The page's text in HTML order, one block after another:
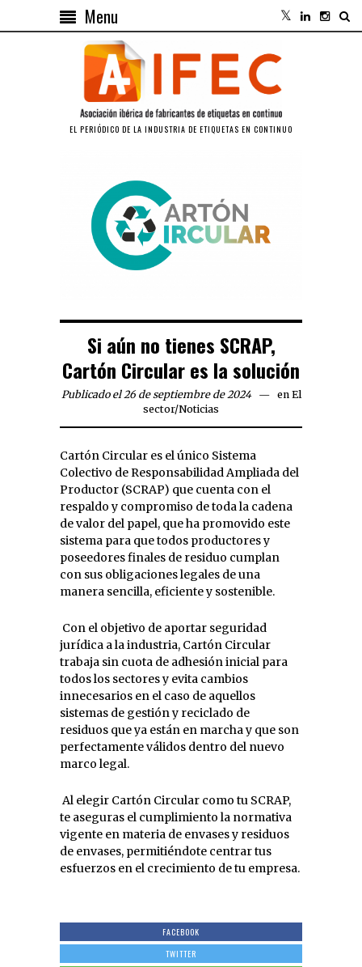
Menu
EL PERIÓDICO DE LA INDUSTRIA DE ETIQUETAS EN CONTINUO
Si aún no tienes SCRAP,
Cartón Circular es la solución
Publicado el 26 de septiembre de 2024 en El
sector/Noticias
Cartón Circular es el único Sistema
Colectivo de Responsabilidad Ampliada del
Productor (SCRAP) que cuenta con el
respaldo y compromiso de toda la cadena
de valor del papel, que ha promovido este
sistema para que todos productores y
poseedores finales de residuo cumplan
con sus obligaciones legales de una
manera sencilla, eficiente y sostenible.
Con el objetivo de aportar seguridad
jurídica a la industria, Cartón Circular
trabaja sin cuota de adhesión inicial para
todos los sectores y evita cambios
innecesarios en el caso de aquellos
sistemas de gestión y reciclado de
residuos que ya están en marcha y que son
perfectamente válidos dentro del nuevo
marco legal.
Al elegir Cartón Circular como tu SCRAP,
te aseguras el cumplimiento la normativa
vigente en materia de envases y residuos
de envases, permitiéndote centrar tus
esfuerzos en el crecimiento de tu empresa.
FACEBOOK
TWITTER